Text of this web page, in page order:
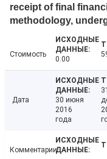
receipt of final
methodology,
Стоимость
0.00
Дата
30 июня
2016
года
31
Комментарии